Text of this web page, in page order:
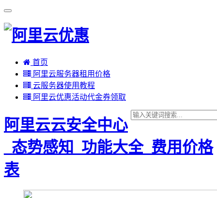
首页
阿里云服务器租用价格
云服务器使用教程
阿里云优惠活动代金券领取
阿里云云安全中心
_态势感知_功能大全_费用价格
表